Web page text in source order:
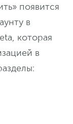
появится
в
которая
в